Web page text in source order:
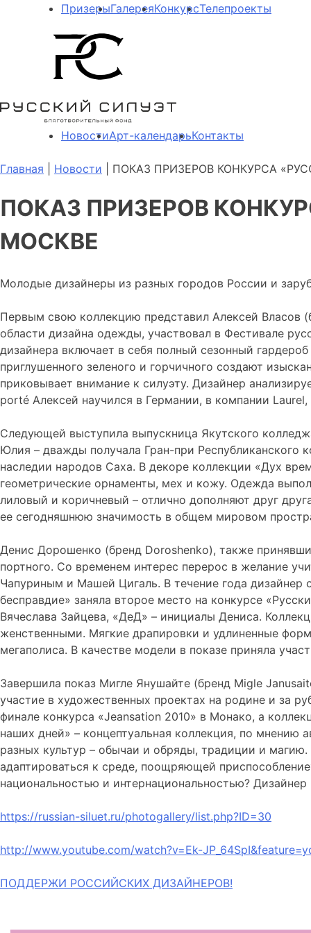
ПризерыГалереяКонкурсТелепроекты
НовостиАрт-календарьКонтакты
Главная Новости | ПОКАЗ ПРИЗЕРОВ КОНКУРСА
ПОКАЗ ПРИЗЕРОВ
МОСКВЕ
Молодые дизайнеры из разных городов России и
Первым свою коллекцию представил Алексей Власов
области дизайна одежды, участвовал в Фестивале
дизайнера включает в себя полный сезонный
приглушенного зеленого и горчичного создают
приковывает внимание к силуэту. Дизайнер
porté Алексей научился в Германии, в компании
Следующей выступила выпускница Якутского
Юлия – дважды получала Гран-при Республиканского
наследии народов Саха. В декоре коллекции «Дух
геометрические орнаменты, мех и кожу. Одежда
лиловый и коричневый – отлично дополняют друг
ее сегодняшнюю значимость в общем мировом
Денис Дорошенко (бренд Doroshenko), также
портного. Со временем интерес перерос в желание
Чапуриным и Машей Цигаль. В течение года дизайнер
бесправдие» заняла второе место на конкурсе
Вячеслава Зайцева, «ДеД» – инициалы Дениса.
женственными. Мягкие драпировки и удлиненные
мегаполиса. В качестве модели в показе приняла
Завершила показ Мигле Янушайте (бренд Migle
участие в художественных проектах на родине и за
финале конкурса «Jeansation 2010» в Монако, а
наших дней» – концептуальная коллекция, по мнению
разных культур – обычаи и обряды, традиции и
адаптироваться к среде, поощряющей
национальностью и интернациональностью?
https://russian-siluet.ru/photogallery/list.php?ID=30
http://www.youtube.com/watch?v=Ek-
Навигация
ПОДДЕРЖИ РОССИЙСКИХ ДИЗАЙНЕРОВ!